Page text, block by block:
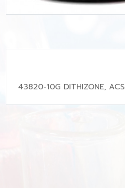
43820-10G DITHIZONE, ACS